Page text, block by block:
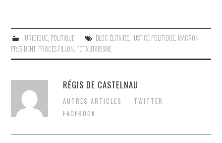
JURIDIQUE, POLITIQUE BLOC ÉLITAIRE, JUSTICE POLITIQUE, MACRON
PRÉSIDENT, PROCÈS FILLON,TOTALITARISME
RÉGIS DE CASTELNAU
AUTRES ARTICLES
TWITTER
FACEBOOK